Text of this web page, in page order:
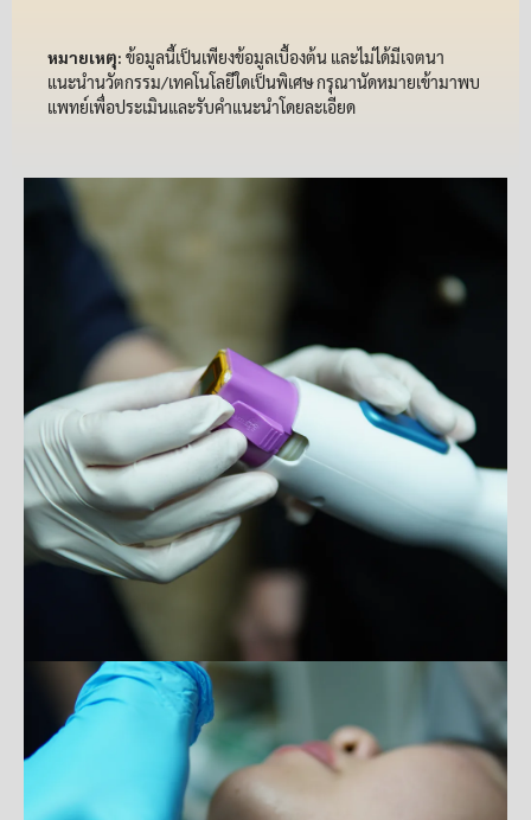
หมายเหตุ: ข้อมูลนี้เป็นเพียงข้อมูลเบื้องต้น และไม่ได้มีเจตนา
แนะนำนวัตกรรม/เทคโนโลยีใดเป็นพิเศษ กรุณานัดหมายเข้ามาพบ
แพทย์เพื่อประเมินและรับคำแนะนำโดยละเอียด